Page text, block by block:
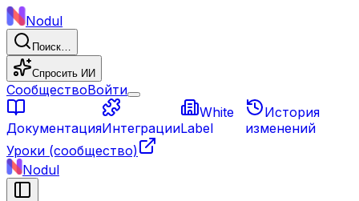
Nodul
Поиск…
Спросить ИИ
СообществоВойти
ДокументацияИнтеграции
White
Label
История
изменений
Уроки (сообщество)
Nodul